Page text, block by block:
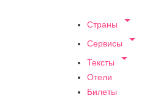
Страны 
Сервисы 
Тексты 
Отели
Билеты